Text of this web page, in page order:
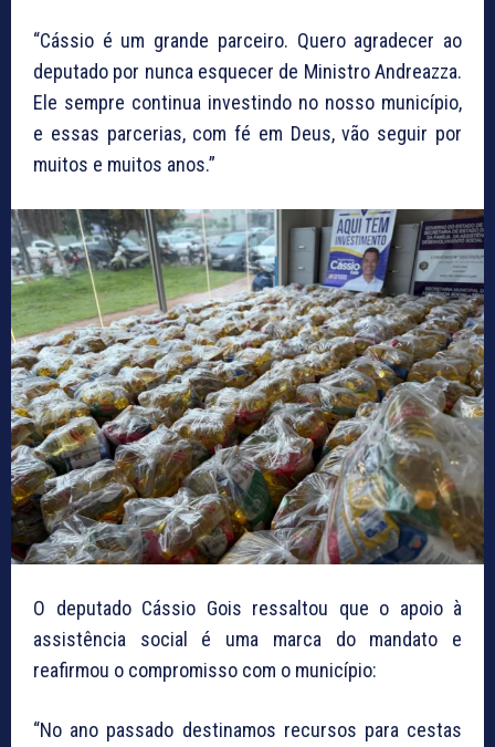
“Cássio é um grande parceiro. Quero agradecer ao
deputado por nunca esquecer de Ministro Andreazza.
Ele sempre continua investindo no nosso município,
e essas parcerias, com fé em Deus, vão seguir por
muitos e muitos anos.”
O deputado Cássio Gois ressaltou que o apoio à
assistência social é uma marca do mandato e
reafirmou o compromisso com o município:
“No ano passado destinamos recursos para cestas